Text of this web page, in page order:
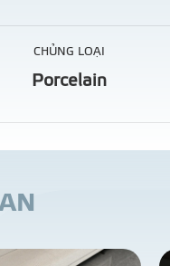
CHỦNG LOẠI
Porcelain
AN